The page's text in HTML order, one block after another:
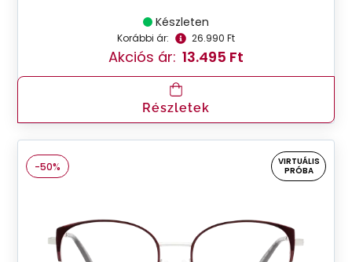
Készleten
Korábbi ár: 26.990 Ft
Akciós ár: 13.495 Ft
Részletek
-50%
VIRTUÁLIS
PRÓBA